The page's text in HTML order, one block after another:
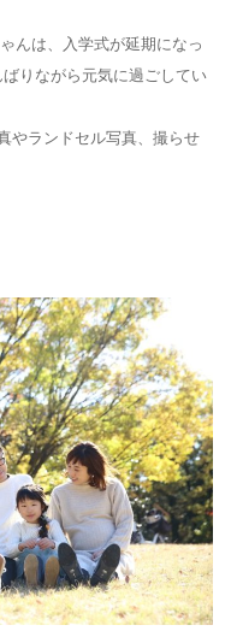
んは、入学式が延期になっ
りながら元気に過ごしてい
やランドセル写真、撮らせ